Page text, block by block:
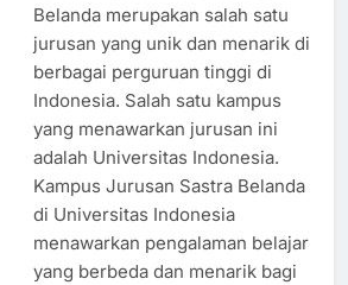
Belanda merupakan salah satu
jurusan yang unik dan menarik di
berbagai perguruan tinggi di
Indonesia. Salah satu kampus
yang menawarkan jurusan ini
adalah Universitas Indonesia.
Kampus Jurusan Sastra Belanda
di Universitas Indonesia
menawarkan pengalaman belajar
yang berbeda dan menarik bagi